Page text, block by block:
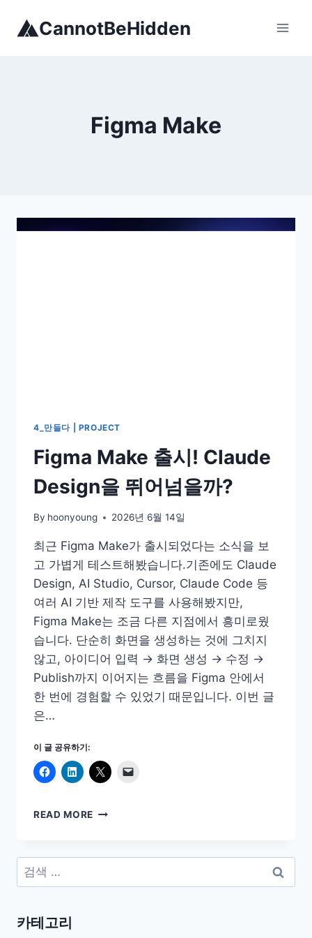
CannotBeHidden
Figma Make
4_만들다 | PROJECT
Figma Make 출시! Claude
Design을 뛰어넘을까?
By hoonyoung 2026년 6월 14일
최근 Figma Make가 출시되었다는 소식을 보
고 가볍게 테스트해봤습니다.기존에도 Claude
Design, AI Studio, Cursor, Claude Code 등
여러 AI 기반 제작 도구를 사용해봤지만,
Figma Make는 조금 다른 지점에서 흥미로웠
습니다. 단순히 화면을 생성하는 것에 그치지
않고, 아이디어 입력 → 화면 생성 → 수정 →
Publish까지 이어지는 흐름을 Figma 안에서
한 번에 경험할 수 있었기 때문입니다. 이번 글
은…
이 글 공유하기:
READ MORE FIGMA
시!
DESIGN
검
색:
카테고리